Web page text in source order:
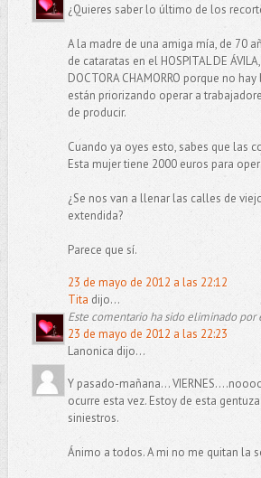
¿Quieres saber lo último de los
A la madre de una amiga mía, de 70
de cataratas en el HOSPITAL DE
DOCTORA CHAMORRO porque no
están priorizando operar a
de producir.
Cuando ya oyes esto, sabes que las
Esta mujer tiene 2000 euros para
¿Se nos van a llenar las calles de
extendida?
Parece que sí.
23 de mayo de 2012 a las 22:12
Tita dijo...
Este comentario ha sido eliminado por
23 de mayo de 2012 a las 22:23
Lanonica dijo...
Y pasado-mañana...
ocurre esta vez. Estoy de esta
siniestros.
Ánimo a todos. A mi no me quitan la